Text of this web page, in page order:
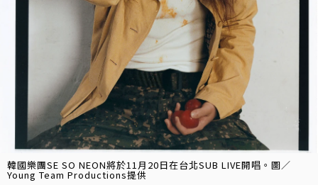
韓國樂團SE SO NEON將於11月20日在台北SUB LIVE開唱。圖／
Young Team Productions提供